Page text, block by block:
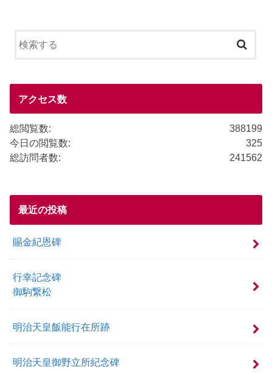
o
アクセス数
388199
総閲覧数:
325
今日の閲覧数:
241562
総訪問者数:
最近の投稿
賜金紀恩碑
行幸記念碑
御駒繋松
明治天皇飯能行在所跡
明治天皇御野立所紀念碑